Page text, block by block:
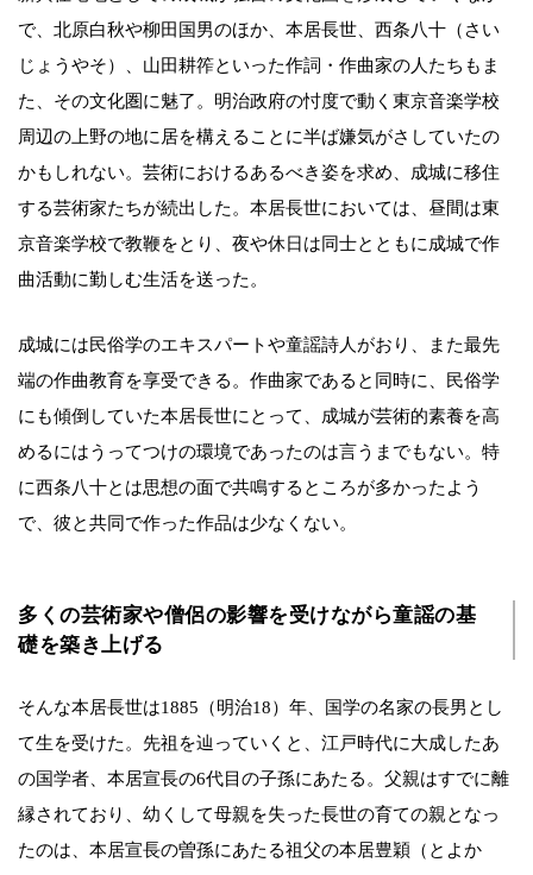
で、北原白秋や柳田国男のほか、本居長世、西条八十（さい
じょうやそ）、山田耕筰といった作詞・作曲家の人たちもま
た、その文化圏に魅了。明治政府の忖度で動く東京音楽学校
周辺の上野の地に居を構えることに半ば嫌気がさしていたの
かもしれない。芸術におけるあるべき姿を求め、成城に移住
する芸術家たちが続出した。本居長世においては、昼間は東
京音楽学校で教鞭をとり、夜や休日は同士とともに成城で作
曲活動に勤しむ生活を送った。
成城には民俗学のエキスパートや童謡詩人がおり、また最先
端の作曲教育を享受できる。作曲家であると同時に、民俗学
にも傾倒していた本居長世にとって、成城が芸術的素養を高
めるにはうってつけの環境であったのは言うまでもない。特
に西条八十とは思想の面で共鳴するところが多かったよう
で、彼と共同で作った作品は少なくない。
多くの芸術家や僧侶の影響を受けながら童謡の基
礎を築き上げる
そんな本居長世は1885（明治18）年、国学の名家の長男とし
て生を受けた。先祖を辿っていくと、江戸時代に大成したあ
の国学者、本居宣長の6代目の子孫にあたる。父親はすでに離
縁されており、幼くして母親を失った長世の育ての親となっ
たのは、本居宣長の曽孫にあたる祖父の本居豊穎（とよか